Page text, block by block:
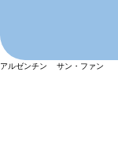
アルゼンチン サン・ファン